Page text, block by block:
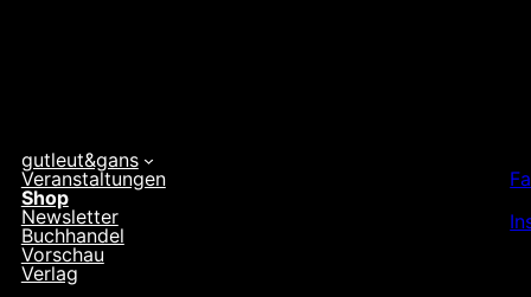
gutleut&gans
Veranstaltungen
Shop
Newsletter
Buchhandel
Vorschau
Verlag